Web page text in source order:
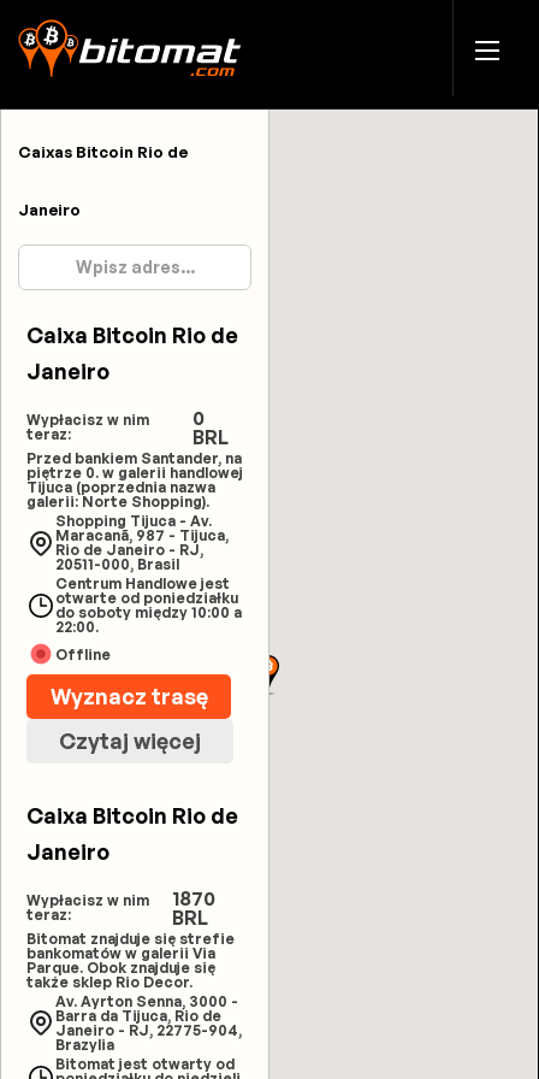
Caixas Bitcoin Rio de
Janeiro
Caixa Bitcoin Rio de
Janeiro
Wypłacisz w nim
teraz:
0
BRL
Przed bankiem Santander, na
piętrze 0. w galerii handlowej
Tijuca (poprzednia nazwa
galerii: Norte Shopping).
Shopping Tijuca - Av.
Maracanã, 987 - Tijuca,
Rio de Janeiro - RJ,
20511-000, Brasil
Centrum Handlowe jest
otwarte od poniedziałku
do soboty między 10:00 a
22:00.
Offline
Wyznacz trasę
Czytaj więcej
Caixa Bitcoin Rio de
Janeiro
Wypłacisz w nim
teraz:
1870
BRL
Bitomat znajduje się strefie
bankomatów w galerii Via
Parque. Obok znajduje się
także sklep Rio Decor.
Av. Ayrton Senna, 3000 -
Barra da Tijuca, Rio de
Janeiro - RJ, 22775-904,
Brazylia
Bitomat jest otwarty od